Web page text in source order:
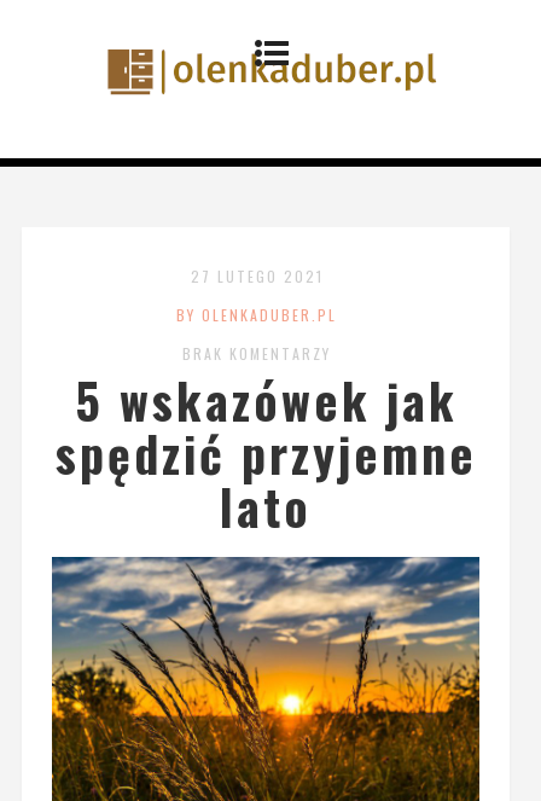
27 LUTEGO 2021
BY OLENKADUBER.PL
BRAK KOMENTARZY
5 wskazówek jak
spędzić przyjemne
lato